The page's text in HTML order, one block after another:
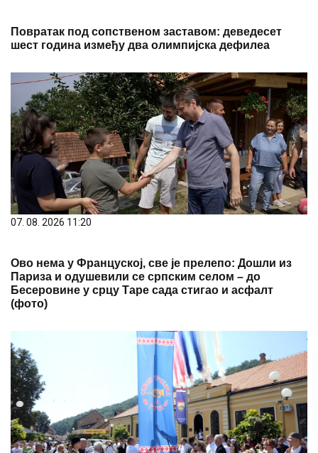
Повратак под сопственом заставом: деведесет
шест година између два олимпијска дефилеа
07. 08. 2026 11:20
Ово нема у Француској, све је прелепо: Дошли из
Париза и одушевили се српским селом – до
Бесеровине у срцу Таре сада стигао и асфалт
(фото)